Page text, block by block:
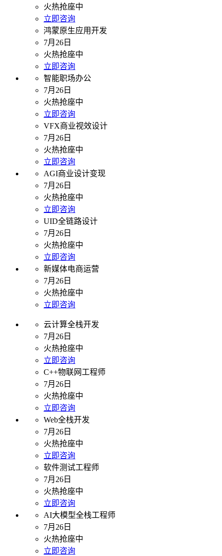
火热抢座中
立即咨询
鸿蒙原生应用开发
7月26日
火热抢座中
立即咨询
智能职场办公
7月26日
火热抢座中
立即咨询
VFX商业视效设计
7月26日
火热抢座中
立即咨询
AGI商业设计变现
7月26日
火热抢座中
立即咨询
UID全链路设计
7月26日
火热抢座中
立即咨询
新媒体电商运营
7月26日
火热抢座中
立即咨询
云计算全栈开发
7月26日
火热抢座中
立即咨询
C++物联网工程师
7月26日
火热抢座中
立即咨询
Web全栈开发
7月26日
火热抢座中
立即咨询
软件测试工程师
7月26日
火热抢座中
立即咨询
AI大模型全栈工程师
7月26日
火热抢座中
立即咨询